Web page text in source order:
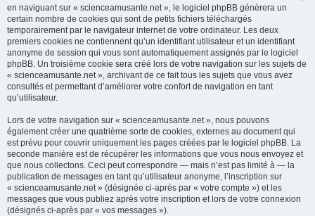
en naviguant sur « scienceamusante.net », le logiciel phpBB génèrera un
certain nombre de cookies qui sont de petits fichiers téléchargés
temporairement par le navigateur internet de votre ordinateur. Les deux
premiers cookies ne contiennent qu’un identifiant utilisateur et un identifiant
anonyme de session qui vous sont automatiquement assignés par le logiciel
phpBB. Un troisième cookie sera créé lors de votre navigation sur les sujets de
« scienceamusante.net », archivant de ce fait tous les sujets que vous avez
consultés et permettant d’améliorer votre confort de navigation en tant
qu’utilisateur.
Lors de votre navigation sur « scienceamusante.net », nous pouvons
également créer une quatrième sorte de cookies, externes au document qui
est prévu pour couvrir uniquement les pages créées par le logiciel phpBB. La
seconde manière est de récupérer les informations que vous nous envoyez et
que nous collectons. Ceci peut correspondre — mais n’est pas limité à — la
publication de messages en tant qu’utilisateur anonyme, l’inscription sur
« scienceamusante.net » (désignée ci-après par « votre compte ») et les
messages que vous publiez après votre inscription et lors de votre connexion
(désignés ci-après par « vos messages »).